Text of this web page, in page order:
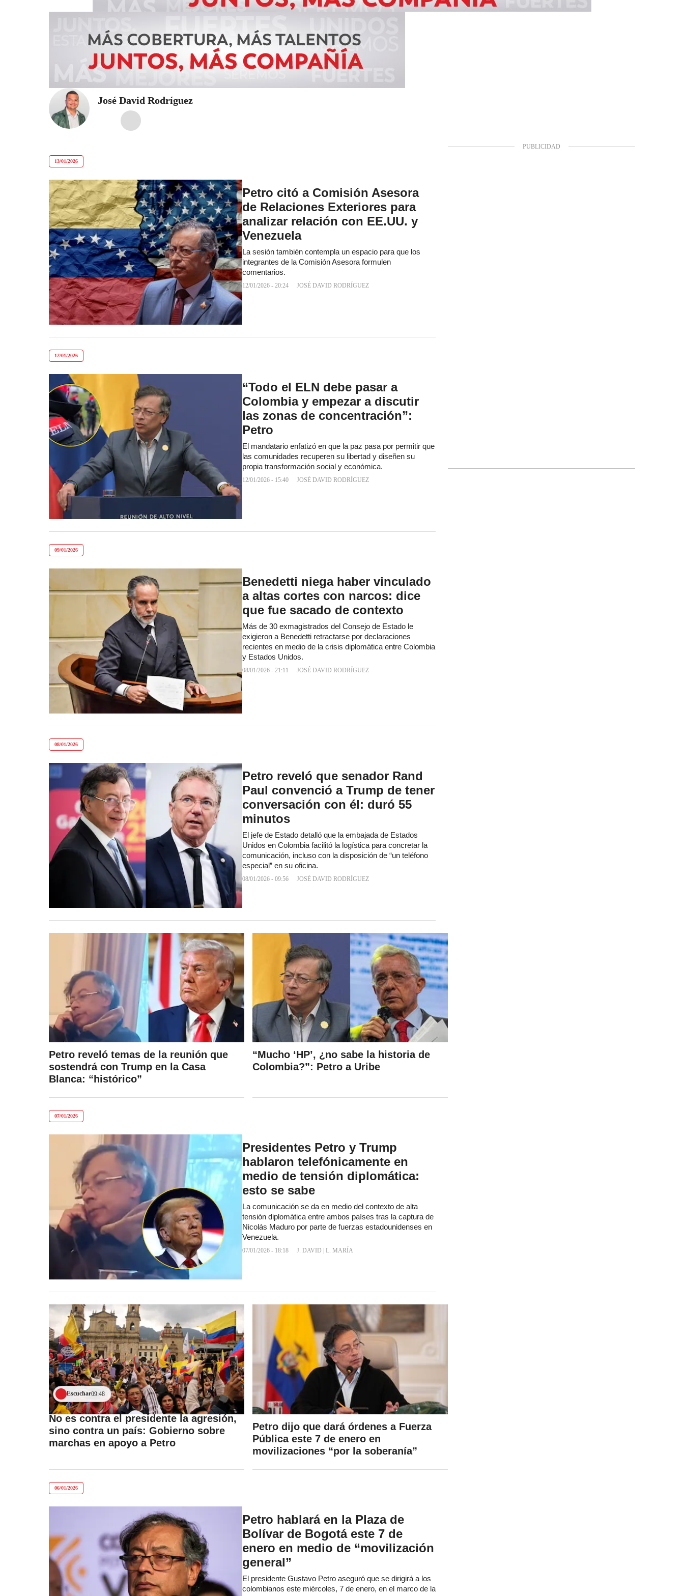
José David Rodríguez
13/01/2026
Petro citó a Comisión Asesora
de Relaciones Exteriores para
analizar relación con EE.UU. y
Venezuela
La sesión también contempla un espacio para que los
integrantes de la Comisión Asesora formulen
comentarios.
12/01/2026 - 20:24 JOSÉ DAVID RODRÍGUEZ
12/01/2026
“Todo el ELN debe pasar a
Colombia y empezar a discutir
las zonas de concentración”:
Petro
El mandatario enfatizó en que la paz pasa por permitir que
las comunidades recuperen su libertad y diseñen su
propia transformación social y económica.
12/01/2026 - 15:40 JOSÉ DAVID RODRÍGUEZ
09/01/2026
Benedetti niega haber vinculado
a altas cortes con narcos: dice
que fue sacado de contexto
Más de 30 exmagistrados del Consejo de Estado le
exigieron a Benedetti retractarse por declaraciones
recientes en medio de la crisis diplomática entre Colombia
y Estados Unidos.
08/01/2026 - 21:11 JOSÉ DAVID RODRÍGUEZ
08/01/2026
Petro reveló que senador Rand
Paul convenció a Trump de tener
conversación con él: duró 55
minutos
El jefe de Estado detalló que la embajada de Estados
Unidos en Colombia facilitó la logística para concretar la
comunicación, incluso con la disposición de “un teléfono
especial” en su oficina.
08/01/2026 - 09:56 JOSÉ DAVID RODRÍGUEZ
Petro reveló temas de la reunión que
sostendrá con Trump en la Casa
Blanca: “histórico”
“Mucho ‘HP’, ¿no sabe la historia de
Colombia?”: Petro a Uribe
07/01/2026
Presidentes Petro y Trump
hablaron telefónicamente en
medio de tensión diplomática:
esto se sabe
La comunicación se da en medio del contexto de alta
tensión diplomática entre ambos países tras la captura de
Nicolás Maduro por parte de fuerzas estadounidenses en
Venezuela.
07/01/2026 - 18:18 J. DAVID L. MARÍA
Escuchar09:48
No es contra el presidente la agresión,
sino contra un país: Gobierno sobre
marchas en apoyo a Petro
Petro dijo que dará órdenes a Fuerza
Pública este 7 de enero en
movilizaciones “por la soberanía”
06/01/2026
Petro hablará en la Plaza de
Bolívar de Bogotá este 7 de
enero en medio de “movilización
general”
El presidente Gustavo Petro aseguró que se dirigirá a los
colombianos este miércoles, 7 de enero, en el marco de la